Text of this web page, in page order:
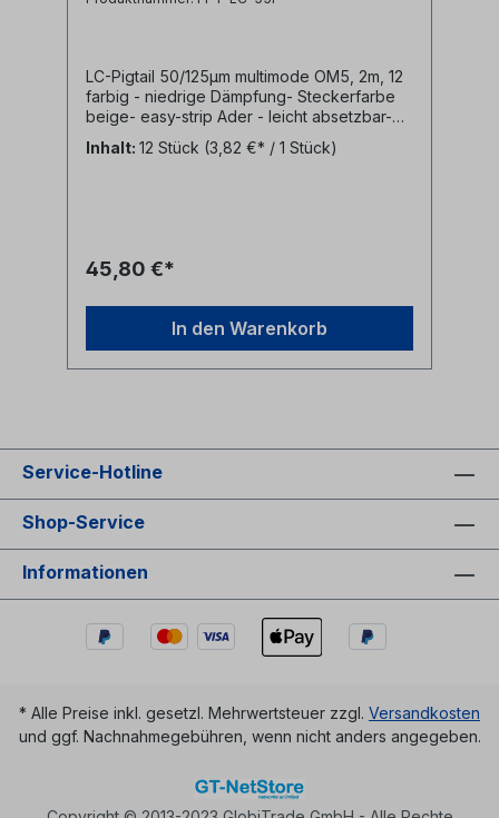
LC-Pigtail 50/125µm multimode OM5, 2m, 12
farbig - niedrige Dämpfung- Steckerfarbe
beige- easy-strip Ader - leicht absetzbar-
Pigtailader 0,9mm und 250µm Coating in 12
Farben nach IEC60304 (rot, grün, blau, gelb,
Inhalt: 12 Stück (3,82 €* / 1 Stück)
45,80 €*
In den Warenkorb
Service-Hotline
Shop-Service
Informationen
* Alle Preise inkl. gesetzl. Mehrwertsteuer zzgl. Versandkosten
und ggf. Nachnahmegebühren, wenn nicht anders angegeben.